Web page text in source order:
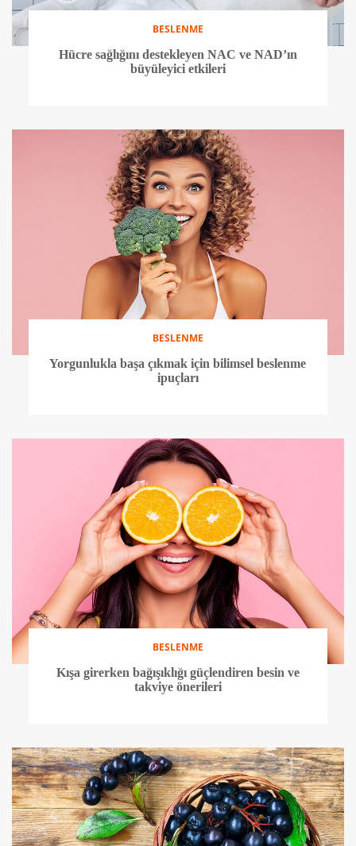
BESLENME
Hücre sağlığını destekleyen NAC ve NAD’ın
büyüleyici etkileri
BESLENME
Yorgunlukla başa çıkmak için bilimsel beslenme
ipuçları
BESLENME
Kışa girerken bağışıklığı güçlendiren besin ve
takviye önerileri